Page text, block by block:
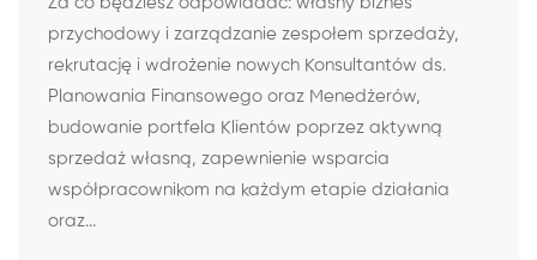
przychodowy i zarządzanie zespołem sprzedaży,
rekrutację i wdrożenie nowych Konsultantów ds.
Planowania Finansowego oraz Menedżerów,
budowanie portfela Klientów poprzez aktywną
sprzedaż własną, zapewnienie wsparcia
współpracownikom na każdym etapie działania
oraz...